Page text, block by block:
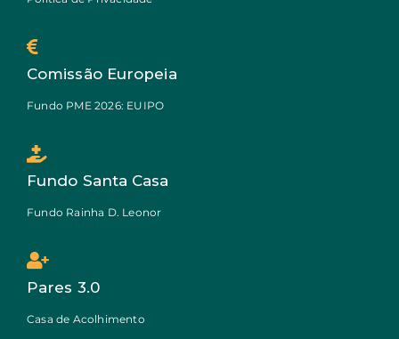
Comissão Europeia
Fundo PME 2026: EUIPO
Fundo Santa Casa
Fundo Rainha D. Leonor
Pares 3.0
Casa de Acolhimento